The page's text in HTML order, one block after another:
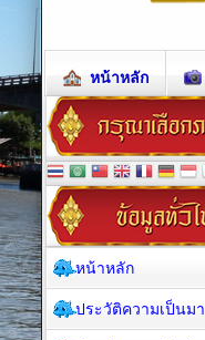
หน้าหลัก
หน้าหลัก
ประวัติความเป็นมา